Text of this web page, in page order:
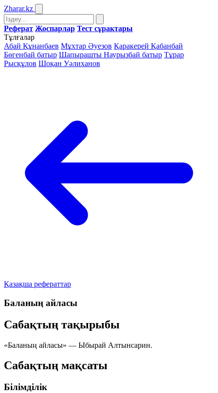
Zharar.kz
Реферат Жоспарлар Тест сұрақтары
Тұлғалар
Абай Құнанбаев Мұхтар Әуезов Қаракерей Қабанбай
Бөгенбай батыр Шапырашты Наурызбай батыр Тұрар
Рысқұлов Шоқан Уәлиханов
Қазақша рефераттар
Баланың айласы
Сабақтың тақырыбы
«Баланың айласы» — Ыбырай Алтынсарин.
Сабақтың мақсаты
Білімділік